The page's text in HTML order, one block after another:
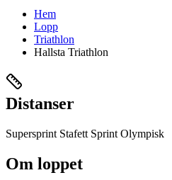
Hem
Lopp
Triathlon
Hallsta Triathlon
Distanser
Supersprint Stafett Sprint Olympisk
Om loppet